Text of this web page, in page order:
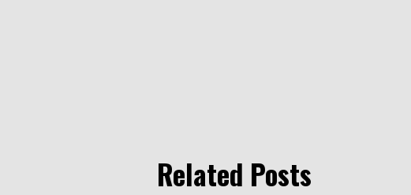
Related Posts